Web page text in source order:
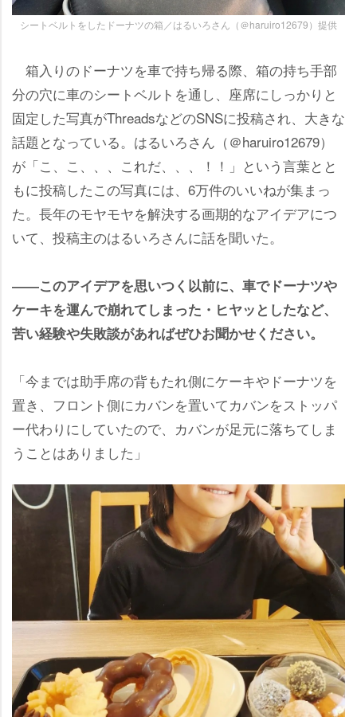
シートベルトをしたドーナツの箱／はるいろさん（＠haruiro12679）提供
箱入りのドーナツを車で持ち帰る際、箱の持ち手部
分の穴に車のシートベルトを通し、座席にしっかりと
固定した写真がThreadsなどのSNSに投稿され、大きな
話題となっている。はるいろさん（＠haruiro12679）
が「こ、こ、、、これだ、、、！！」という言葉とと
もに投稿したこの写真には、6万件のいいねが集まっ
た。長年のモヤモヤを解決する画期的なアイデアにつ
いて、投稿主のはるいろさんに話を聞いた。
――このアイデアを思いつく以前に、車でドーナツ
ケーキを運んで崩れてしまった・ヒヤッとしたなど、
苦い経験や失敗談があればぜひお聞かせください。
「今までは助手席の背もたれ側にケーキやドーナツを
置き、フロント側にカバンを置いてカバンをストッパ
ー代わりにしていたので、カバンが足元に落ちてしま
うことはありました」